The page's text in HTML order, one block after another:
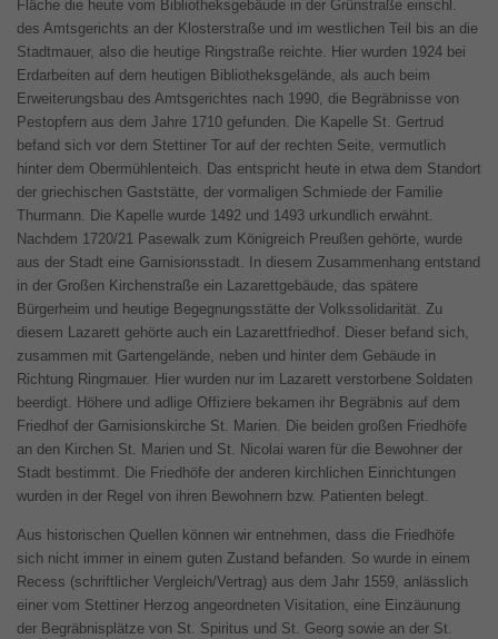
Fläche die heute vom Bibliotheksgebäude in der Grünstraße einschl.
des Amtsgerichts an der Klosterstraße und im westlichen Teil bis an die
Stadtmauer, also die heutige Ringstraße reichte. Hier wurden 1924 bei
Erdarbeiten auf dem heutigen Bibliotheksgelände, als auch beim
Erweiterungsbau des Amtsgerichtes nach 1990, die Begräbnisse von
Pestopfern aus dem Jahre 1710 gefunden. Die Kapelle St. Gertrud
befand sich vor dem Stettiner Tor auf der rechten Seite, vermutlich
hinter dem Obermühlenteich. Das entspricht heute in etwa dem Standort
der griechischen Gaststätte, der vormaligen Schmiede der Familie
Thurmann. Die Kapelle wurde 1492 und 1493 urkundlich erwähnt.
Nachdem 1720/21 Pasewalk zum Königreich Preußen gehörte, wurde
aus der Stadt eine Garnisionsstadt. In diesem Zusammenhang entstand
in der Großen Kirchenstraße ein Lazarettgebäude, das spätere
Bürgerheim und heutige Begegnungsstätte der Volkssolidarität. Zu
diesem Lazarett gehörte auch ein Lazarettfriedhof. Dieser befand sich,
zusammen mit Gartengelände, neben und hinter dem Gebäude in
Richtung Ringmauer. Hier wurden nur im Lazarett verstorbene Soldaten
beerdigt. Höhere und adlige Offiziere bekamen ihr Begräbnis auf dem
Friedhof der Garnisionskirche St. Marien. Die beiden großen Friedhöfe
an den Kirchen St. Marien und St. Nicolai waren für die Bewohner der
Stadt bestimmt. Die Friedhöfe der anderen kirchlichen Einrichtungen
wurden in der Regel von ihren Bewohnern bzw. Patienten belegt.
Aus historischen Quellen können wir entnehmen, dass die Friedhöfe
sich nicht immer in einem guten Zustand befanden. So wurde in einem
Recess (schriftlicher Vergleich/Vertrag) aus dem Jahr 1559, anlässlich
einer vom Stettiner Herzog angeordneten Visitation, eine Einzäunung
der Begräbnisplätze von St. Spiritus und St. Georg sowie an der St.